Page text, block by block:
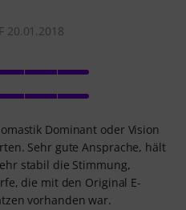
20.01.2018
Dominant oder Vision
Sehr gute Ansprache, hält
stabil die Stimmung,
die mit den Original E-
vorhanden war.